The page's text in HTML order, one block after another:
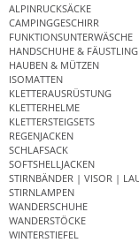
ALPINRUCKSÄCKE
CAMPINGGESCHIRR
FUNKTIONSUNTERWÄSCHE
HANDSCHUHE &
HAUBEN & MÜTZEN
ISOMATTEN
KLETTERAUSRÜSTUNG
KLETTERHELME
KLETTERSTEIGSETS
REGENJACKEN
SCHLAFSACK
SOFTSHELLJACKEN
STIRNBÄNDER | VISOR |
STIRNLAMPEN
WANDERSCHUHE
WANDERSTÖCKE
WINTERSTIEFEL